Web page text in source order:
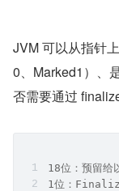
JVM 可以从指针
0、Marked1）、
否需要通过
18位：预留给
1位：